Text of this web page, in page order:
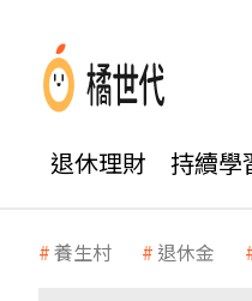
退休理財 持續學
養生村 退休金